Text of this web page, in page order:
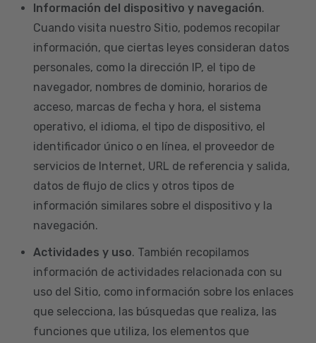
Información del dispositivo y navegación.
Cuando visita nuestro Sitio, podemos recopilar
información, que ciertas leyes consideran datos
personales, como la dirección IP, el tipo de
navegador, nombres de dominio, horarios de
acceso, marcas de fecha y hora, el sistema
operativo, el idioma, el tipo de dispositivo, el
identificador único o en línea, el proveedor de
servicios de Internet, URL de referencia y salida,
datos de flujo de clics y otros tipos de
información similares sobre el dispositivo y la
navegación.
Actividades y uso. También recopilamos
información de actividades relacionada con su
uso del Sitio, como información sobre los enlaces
que selecciona, las búsquedas que realiza, las
funciones que utiliza, los elementos que